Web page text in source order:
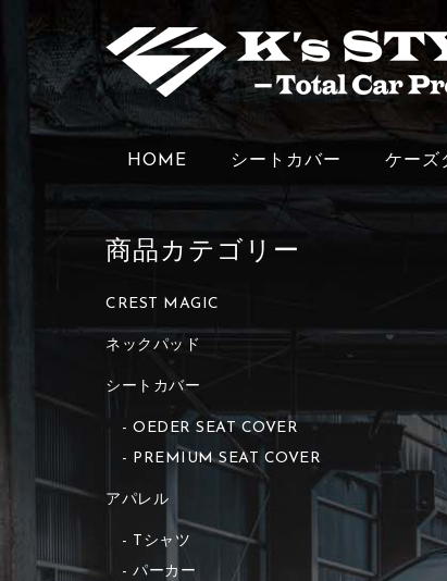
HOME シートカバー ケーズ
商品カテゴリー
CREST MAGIC
ネックパッド
シートカバー
OEDER SEAT COVER
PREMIUM SEAT COVER
アパレル
Tシャツ
パーカー